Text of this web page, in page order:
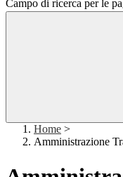
Campo di ricerca per le
Home >
Amministrazione